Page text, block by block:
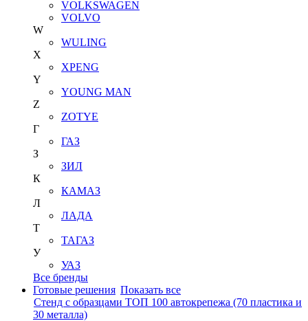
VOLKSWAGEN
VOLVO
W
WULING
X
XPENG
Y
YOUNG MAN
Z
ZOTYE
Г
ГАЗ
З
ЗИЛ
К
КАМАЗ
Л
ЛАДА
Т
ТАГАЗ
У
УАЗ
Все бренды
Готовые решения Показать все
Стенд с образцами ТОП 100 автокрепежа (70 пластика и
30 металла)